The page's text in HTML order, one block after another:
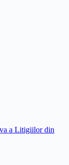
a Litigiilor din